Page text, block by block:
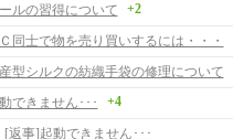
ルの習得について +2
同士で物を売り買いするには・・・
型シルクの紡織手袋の修理について
できません･･･ +4
[返事]起動できません･･･